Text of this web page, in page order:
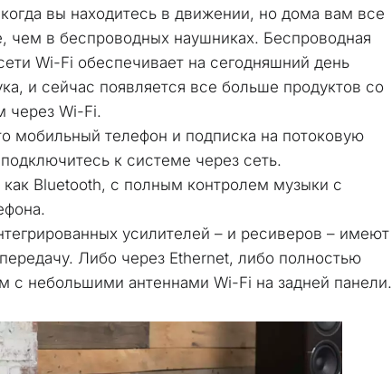
вы находитесь в движении, но дома вам все
чем в беспроводных наушниках. Беспроводная
Wi-Fi обеспечивает на сегодняшний день
и сейчас появляется все больше продуктов со
через Wi-Fi.
мобильный телефон и подписка на потоковую
к системе через сеть.
Bluetooth, с полным контролем музыки с
усилителей – и ресиверов – имеют
Либо через Ethernet, либо полностью
с небольшими антеннами Wi-Fi на задней панели.